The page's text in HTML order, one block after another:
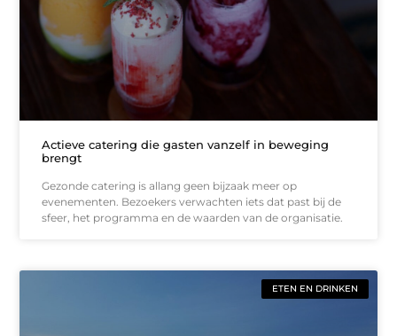
Actieve catering die gasten vanzelf in beweging
brengt
Gezonde catering is allang geen bijzaak meer op
evenementen. Bezoekers verwachten iets dat past bij de
sfeer, het programma en de waarden van de organisatie.
ETEN EN DRINKEN